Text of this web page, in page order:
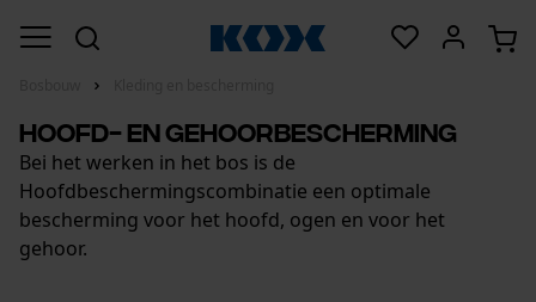
Hoofd- en gehoorbescherming
Bei het werken in het bos is de
Hoofdbeschermingscombinatie een optimale
bescherming voor het hoofd, ogen en voor het
gehoor.